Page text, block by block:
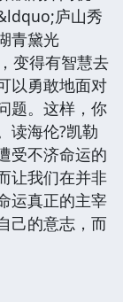
庐山秀
青黛光
变得有智慧去
以勇敢地面对
题。这样，你
读海伦?凯勒
受不济命运的
让我们在并非
运真正的主宰
己的意志，而